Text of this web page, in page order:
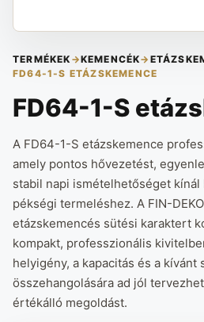
TERMÉKEK →KEMENCÉK→
FD64-1-S ETÁZSKEMENCE
FD64-1-S
A FD64-1-S etázskemence
amely pontos hővezetést,
stabil napi ismételhetőséget
pékségi termeléshez. A FIN-
etázskemencés sütési karaktert
kompakt, professzionális
helyigény, a kapacitás és a kívánt
összehangolására ad jól
értékálló megoldást.